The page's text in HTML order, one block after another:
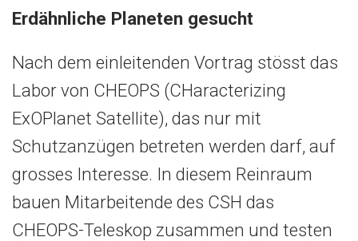
Erdähnliche Planeten gesucht
Nach dem einleitenden Vortrag stösst das
Labor von CHEOPS (CHaracterizing
ExOPlanet Satellite), das nur mit
Schutzanzügen betreten werden darf, auf
grosses Interesse. In diesem Reinraum
bauen Mitarbeitende des CSH das
CHEOPS-Teleskop zusammen und testen